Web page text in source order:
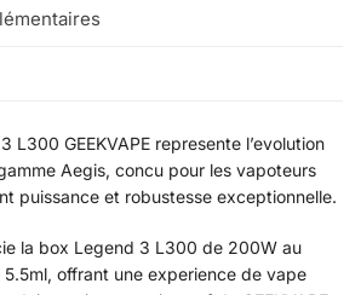
L300 GEEKVAPE represente l’evolution
Aegis, concu pour les vapoteurs
puissance et robustesse exceptionnelle.
la box Legend 3 L300 de 200W au
5.5ml, offrant une experience de vape